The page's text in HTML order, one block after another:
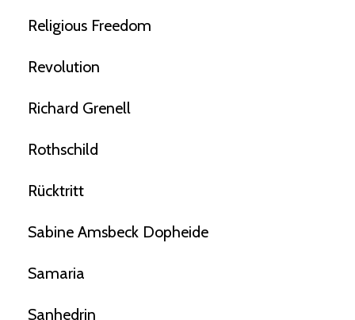
Religious Freedom
Revolution
Richard Grenell
Rothschild
Rücktritt
Sabine Amsbeck Dopheide
Samaria
Sanhedrin